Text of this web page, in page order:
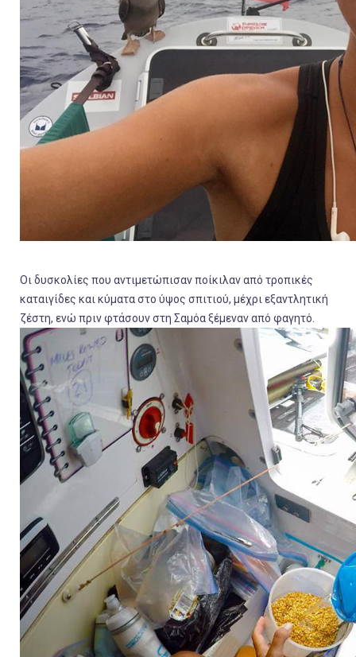
Οι δυσκολίες που αντιμετώπισαν ποίκιλαν από τροπικές
καταιγίδες και κύματα στο ύψος σπιτιού, μέχρι εξαντλητική
ζέστη, ενώ πριν φτάσουν στη Σαμόα ξέμεναν από φαγητό.